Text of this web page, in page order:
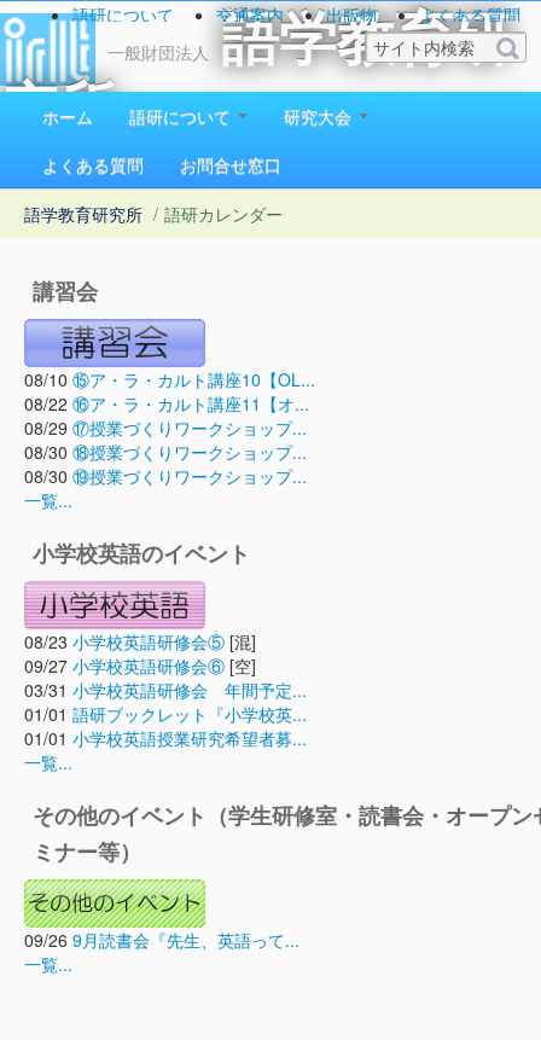
一般財団法人
語学教育研
究所
1923（大正12）年創立
語研について 交通案内 出版物
よくある質問
お問い合わせ
ホーム 語研について
研究大会
よくある質問
お問合せ窓口
語学教育研究所 / 語研カレンダー
講習会
08/10 ⑮ア・ラ・カルト講座10【OL...
08/22 ⑯ア・ラ・カルト講座11【オ...
08/29 ⑰授業づくりワークショップ...
08/30 ⑱授業づくりワークショップ...
08/30 ⑲授業づくりワークショップ...
一覧...
小学校英語のイベント
08/23 小学校英語研修会⑤ [混]
09/27 小学校英語研修会⑥ [空]
03/31 小学校英語研修会 年間予定...
01/01 語研ブックレット『小学校英...
01/01 小学校英語授業研究希望者募...
一覧...
その他のイベント（学生研修室・読書会・オープン
ミナー等）
09/26 9月読書会『先生、英語って...
一覧...